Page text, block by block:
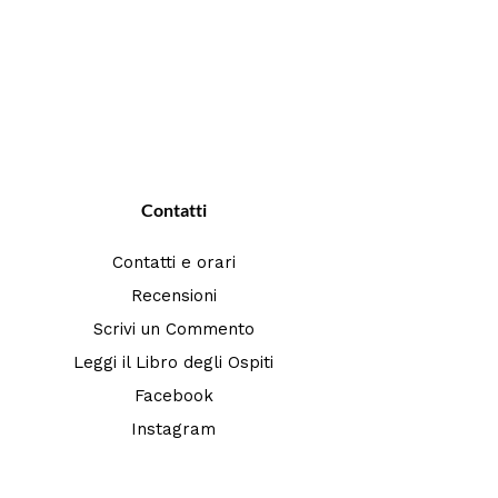
Contatti
Contatti e orari
Recensioni
Scrivi un Commento
Leggi il Libro degli Ospiti
Facebook
Instagram